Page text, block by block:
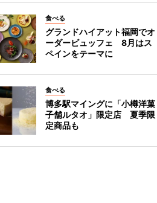
食べる
グランドハイアット福岡でオ
ーダービュッフェ 8月はス
ペインをテーマに
食べる
博多駅マイングに「小樽洋菓
子舗ルタオ」限定店 夏季限
定商品も